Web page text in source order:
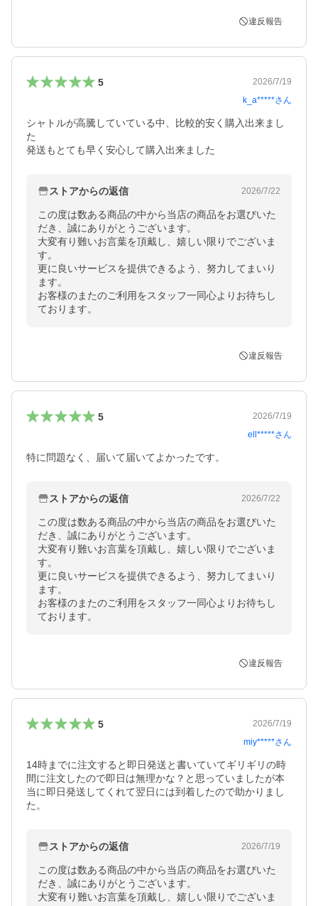
違反報告
5
2026/7/19
k_a*****さん
シャトルが高騰していている中、比較的安く購入出来まし
た
発送もとても早く安心して購入出来ました
ストアからの返信 2026/7/22
この度は数ある商品の中から当店の商品をお選びいた
だき、誠にありがとうございます。
大変有り難いお言葉を頂戴し、嬉しい限りでございま
す。
更に良いサービスを提供できるよう、努力してまいり
ます。
お客様のまたのご利用をスタッフ一同心よりお待ちし
ております。
違反報告
5
2026/7/19
ell*****さん
特に問題なく、届いて届いてよかったです。
ストアからの返信 2026/7/22
この度は数ある商品の中から当店の商品をお選びいた
だき、誠にありがとうございます。
大変有り難いお言葉を頂戴し、嬉しい限りでございま
す。
更に良いサービスを提供できるよう、努力してまいり
ます。
お客様のまたのご利用をスタッフ一同心よりお待ちし
ております。
違反報告
5
2026/7/19
miy*****さん
14時までに注文すると即日発送と書いていてギリギリの時
間に注文したので即日は無理かな？と思っていましたが本
当に即日発送してくれて翌日には到着したので助かりまし
た。
ストアからの返信 2026/7/19
この度は数ある商品の中から当店の商品をお選びいた
だき、誠にありがとうございます。
大変有り難いお言葉を頂戴し、嬉しい限りでございま